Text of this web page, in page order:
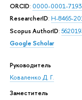
ORCID: 0000-0001-
ResearcherID: H-8465-
Scopus AuthorID:
Google Scholar
Руководитель
Коваленко Д. Г.
Заместитель